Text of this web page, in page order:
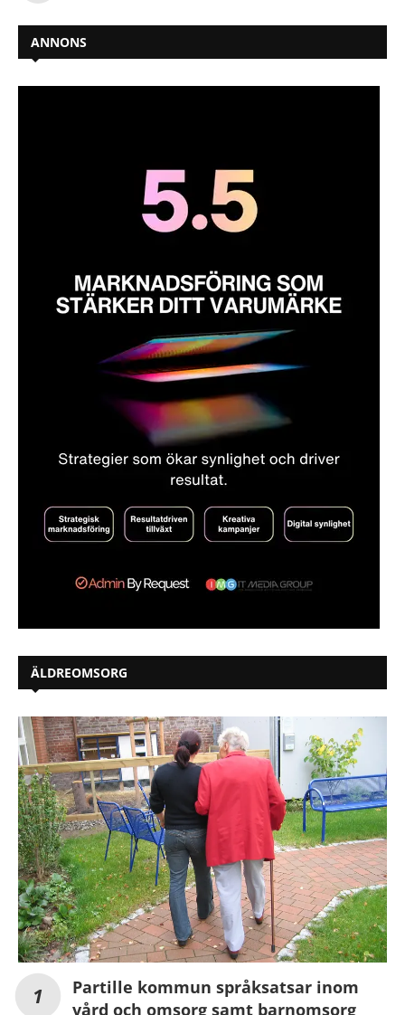
ANNONS
ÄLDREOMSORG
Partille kommun språksatsar inom
vård och omsorg samt barnomsorg